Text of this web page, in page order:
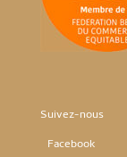
Suivez-nous
Facebook